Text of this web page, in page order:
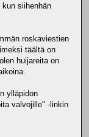
siihenhän
roskaviestien
täältä on
huijareita on
ylläpidon
valvojille" -linkin